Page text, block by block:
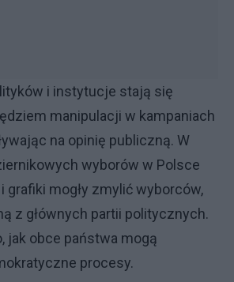
i instytucje stają się
manipulacji w kampaniach
na opinię publiczną. W
wyborów w Polsce
grafiki mogły zmylić wyborców,
z głównych partii politycznych.
jak obce państwa mogą
procesy.